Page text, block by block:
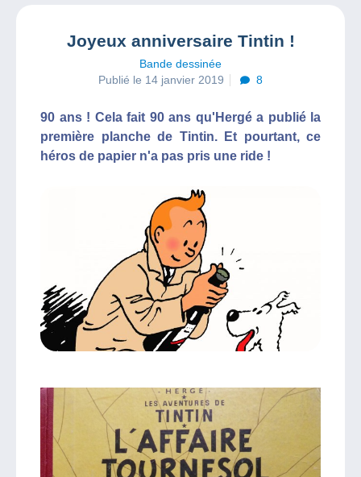
Joyeux anniversaire Tintin !
Bande dessinée
Publié le 14 janvier 2019
8
90 ans ! Cela fait 90 ans qu'Hergé a publié la
première planche de Tintin. Et pourtant, ce
héros de papier n'a pas pris une ride !